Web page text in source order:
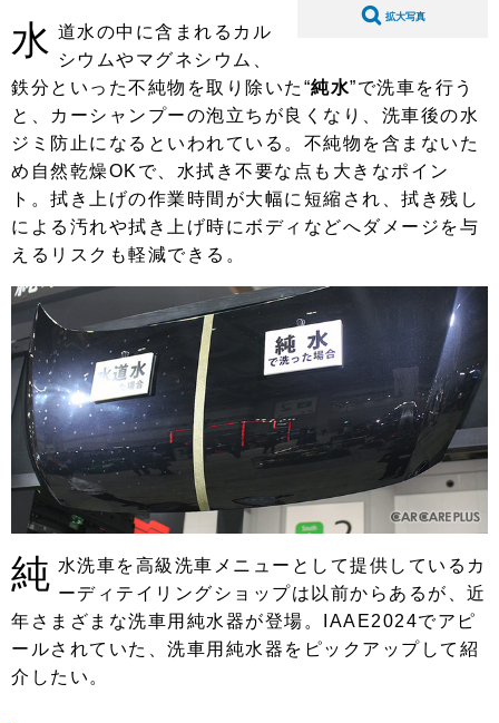
コラム
プロショップ検索
カーメーカー「旧車」関連プロジ
ェクト
インタビュー
イベント
イベント告知 イベントレポート
拡大写真
水 道水の中に含まれるカル
シウムやマグネシウム、
鉄分といった不純物を取り除いた“純水”で洗車を行う
と、カーシャンプーの泡立ちが良くなり、洗車後の水
ジミ防止になるといわれている。不純物を含まないた
め自然乾燥OKで、水拭き不要な点も大きなポイン
ト。拭き上げの作業時間が大幅に短縮され、拭き残し
による汚れや拭き上げ時にボディなどへダメージを与
えるリスクも軽減できる。
純 水洗車を高級洗車メニューとして提供しているカ
ーディテイリングショップは以前からあるが、近
年さまざまな洗車用純水器が登場。IAAE2024でアピ
ールされていた、洗車用純水器をピックアップして紹
介したい。